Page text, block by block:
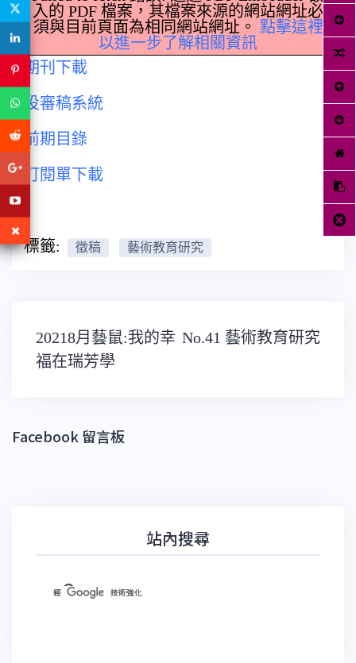
入的 PDF 檔案，其檔案來源的網站網址必
須與目前頁面為相同網站網址。 點擊這裡
以進一步了解相關資訊
期刊下載
投審稿系統
前期目錄
訂閱單下載
標籤: 徵稿 藝術教育研究
文
章
導
20218月藝鼠:我的幸
福在瑞芳學
No.41 藝術教育研究
Facebook 留言板
站內搜尋